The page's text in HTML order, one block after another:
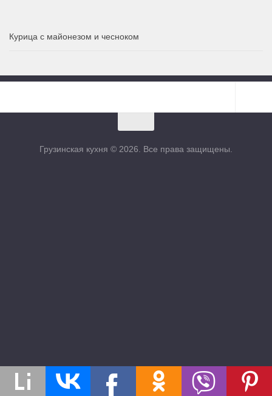
Курица с майонезом и чесноком
Грузинская кухня © 2026. Все права защищены.